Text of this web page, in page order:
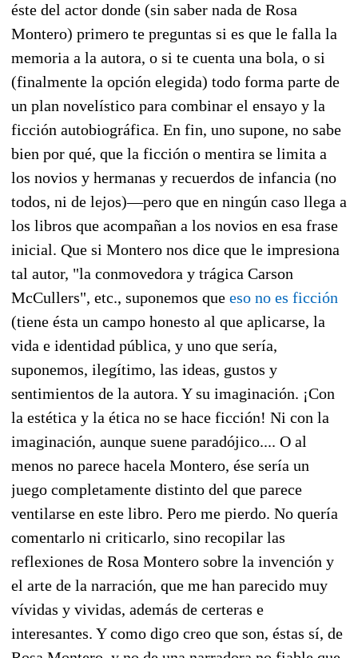
éste del actor donde (sin saber nada de Rosa
Montero) primero te preguntas si es que le falla la
memoria a la autora, o si te cuenta una bola, o si
(finalmente la opción elegida) todo forma parte de
un plan novelístico para combinar el ensayo y la
ficción autobiográfica. En fin, uno supone, no sabe
bien por qué, que la ficción o mentira se limita a
los novios y hermanas y recuerdos de infancia (no
todos, ni de lejos)—pero que en ningún caso llega a
los libros que acompañan a los novios en esa frase
inicial. Que si Montero nos dice que le impresiona
tal autor, "la conmovedora y trágica Carson
McCullers", etc., suponemos que eso no es ficción
(tiene ésta un campo honesto al que aplicarse, la
vida e identidad pública, y uno que sería,
suponemos, ilegítimo, las ideas, gustos y
sentimientos de la autora. Y su imaginación. ¡Con
la estética y la ética no se hace ficción! Ni con la
imaginación, aunque suene paradójico.... O al
menos no parece hacela Montero, ése sería un
juego completamente distinto del que parece
ventilarse en este libro. Pero me pierdo. No quería
comentarlo ni criticarlo, sino recopilar las
reflexiones de Rosa Montero sobre la invención y
el arte de la narración, que me han parecido muy
vívidas y vividas, además de certeras e
interesantes. Y como digo creo que son, éstas sí, de